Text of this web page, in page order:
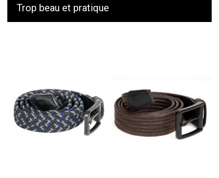
Trop beau et pratique